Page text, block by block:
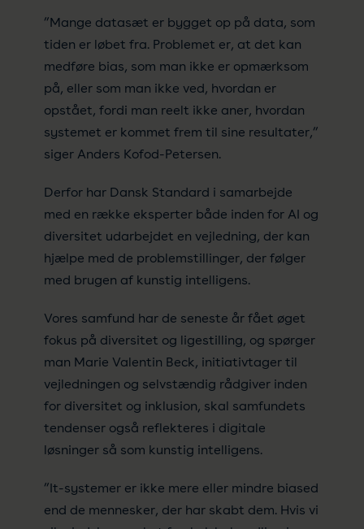
”Mange datasæt er bygget op på data, som
tiden er løbet fra. Problemet er, at det kan
medføre bias, som man ikke er opmærksom
på, eller som man ikke ved, hvordan er
opstået, fordi man reelt ikke aner, hvordan
systemet er kommet frem til sine resultater,”
siger Anders Kofod-Petersen.
Derfor har Dansk Standard i samarbejde
med en række eksperter både inden for AI og
diversitet udarbejdet en vejledning, der kan
hjælpe med de problemstillinger, der følger
med brugen af kunstig intelligens.
Vores samfund har de seneste år fået øget
fokus på diversitet og ligestilling, og spørger
man Marie Valentin Beck, initiativtager til
vejledningen og selvstændig rådgiver inden
for diversitet og inklusion, skal samfundets
tendenser også reflekteres i digitale
løsninger så som kunstig intelligens.
”It-systemer er ikke mere eller mindre biased
end de mennesker, der har skabt dem. Hvis vi